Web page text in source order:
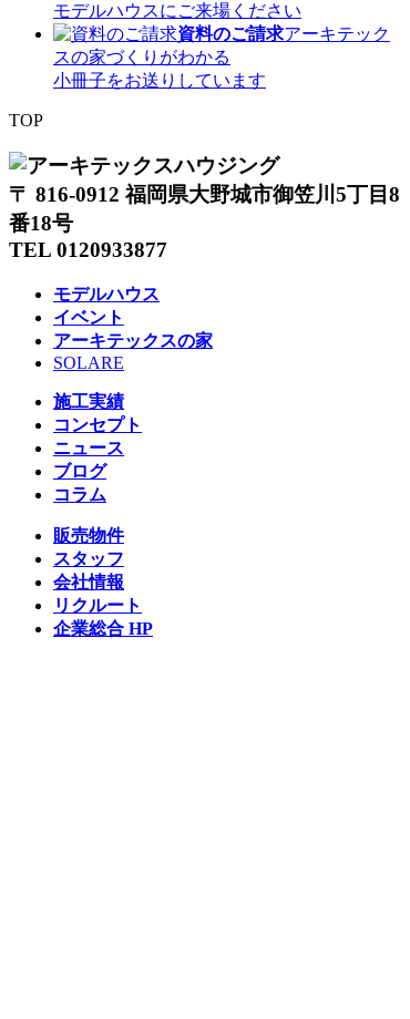
モデルハウスにご来場ください
資料のご請求アーキテック
スの家づくりがわかる
小冊子をお送りしています
TOP
〒 816-0912 福岡県大野城市御笠川5丁目8
番18号
TEL 0120933877
モデルハウス
イベント
アーキテックスの家
SOLARE
施工実績
コンセプト
ニュース
ブログ
コラム
販売物件
スタッフ
会社情報
リクルート
企業総合 HP